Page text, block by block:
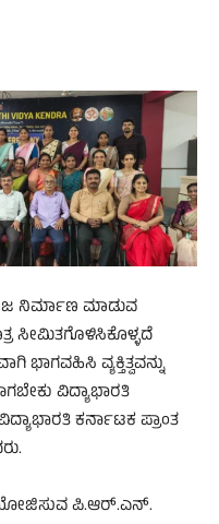
ನಿರ್ಮಾಣ ಮಾಡುವ
ಸೀಮಿತಗೊಳಿಸಿಕೊಳ್ಳದೆ
ಭಾಗವಹಿಸಿ ವ್ಯಕ್ತಿತ್ವವನ್ನು
ವಿದ್ಯಾಭಾರತಿ
ಕರ್ನಾಟಕ ಪ್ರಾಂತ
ಪಿ.ಆರ್.ಎನ್.